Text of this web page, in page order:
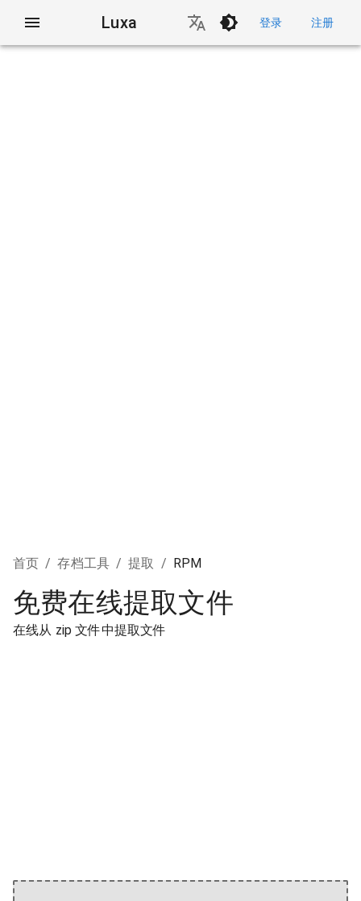
Luxa 登录 注册
首页 / 存档工具 / 提取 / RPM
免费在线提取文件
在线从 zip 文件中提取文件